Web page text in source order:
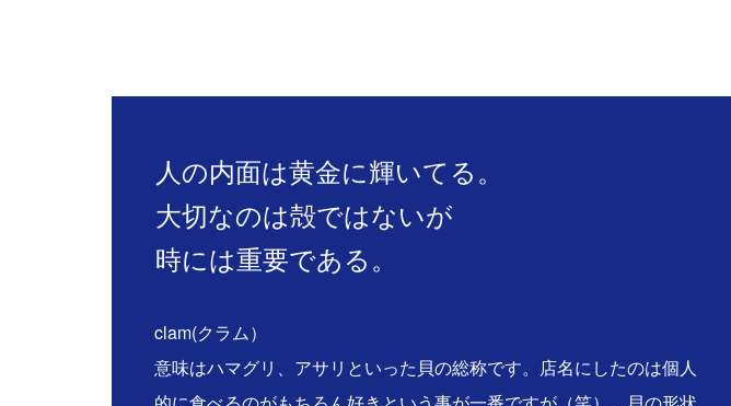
人の内面は黄金に輝いてる。
大切なのは殻ではないが
時には重要である。
clam(クラム）
意味はハマグリ、アサリといった貝の総称です。店名にしたのは個人